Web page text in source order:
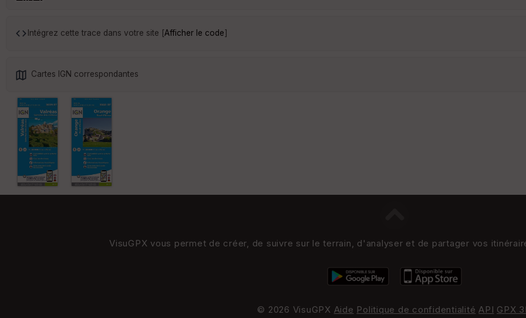
Intégrez cette trace dans votre site [Afficher le code]
Cartes IGN correspondantes
VisuGPX vous permet de créer, de suivre sur le terrain, d'analyser et de partager vos
© 2026 VisuGPX Aide Politique de confidentialité API GPX